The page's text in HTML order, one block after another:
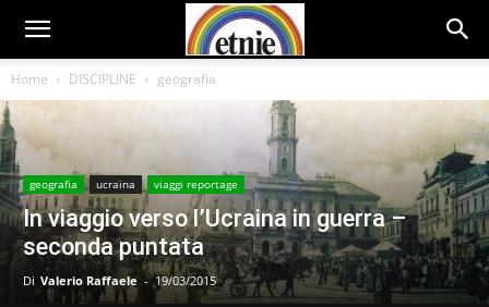
Home DISCIPLINE geografia
geografia ucraina viaggi reportage
In viaggio verso l’Ucraina in guerra –
seconda puntata
Di Valerio Raffaele - 19/03/2015